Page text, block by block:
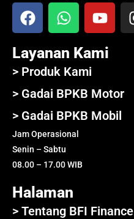
Layanan Kami
> Produk Kami
> Gadai BPKB Motor
> Gadai BPKB Mobil
Jam Operasional
Senin – Sabtu
08.00 – 17.00 WIB
Halaman
> Tentang BFI Finance